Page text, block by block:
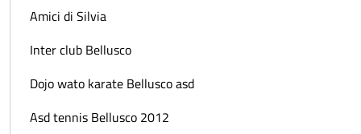
Amici di Silvia
Inter club Bellusco
Dojo wato karate Bellusco asd
Asd tennis Bellusco 2012